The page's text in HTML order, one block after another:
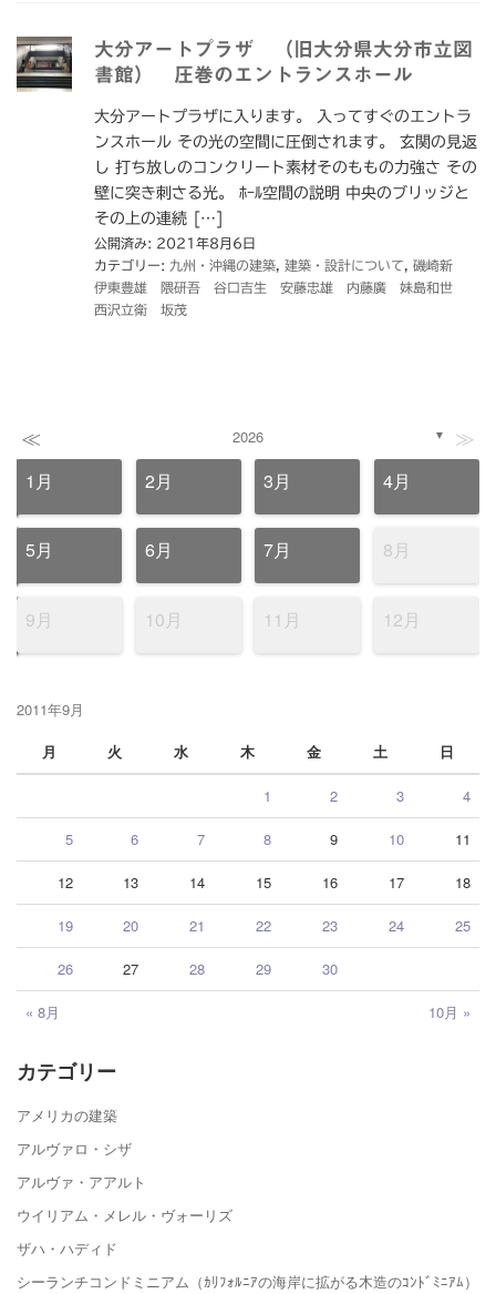
大分アートプラザ （旧大分県大分市立図
書館） 圧巻のエントランスホール
大分アートプラザに入ります。 入ってすぐのエントラ
ンスホール その光の空間に圧倒されます。 玄関の見返
し 打ち放しのコンクリート素材そのももの力強さ その
壁に突き刺さる光。 ﾎｰﾙ空間の説明 中央のブリッジと
その上の連続 […]
公開済み: 2021年8月6日
カテゴリー: 九州・沖縄の建築 建築・設計について
磯崎新
伊東豊雄 隈研吾 谷口吉生 安藤忠雄 内藤廣 妹島和世
西沢立衛 坂茂
≪ 2026 ▼ ≫
1月 2月 3月 4月
5月 6月 7月 8月
9月 10月 11月 12月
2011年9月
月
火 水 木 金 土 日
« 8月 10月 »
1 2 3 4
5 6 7 8 9 10 11
12 13 14 15 16 17 18
19 20 21 22 23 24 25
26 27 28 29 30
カテゴリー
アメリカの建築
アルヴァロ・シザ
アルヴァ・アアルト
ウイリアム・メレル・ヴォーリズ
ザハ・ハディド
シーランチコンドミニアム（ｶﾘﾌｫﾙﾆｱの海岸に拡がる木造のｺﾝﾄﾞﾐﾆｱﾑ）